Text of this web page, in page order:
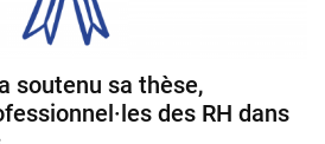
soutenu sa thèse,
des RH dans